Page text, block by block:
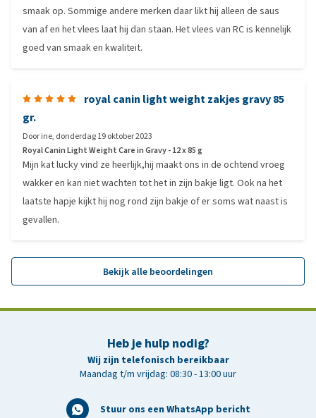
smaak op. Sommige andere merken daar likt hij alleen de saus
van af en het vlees laat hij dan staan. Het vlees van RC is kennelijk
goed van smaak en kwaliteit.
royal canin light weight zakjes gravy 85
gr.
Doorine, donderdag 19 oktober 2023
Royal Canin Light Weight Care in Gravy - 12 x 85 g
Mijn kat lucky vind ze heerlijk,hij maakt ons in de ochtend vroeg
wakker en kan niet wachten tot het in zijn bakje ligt. Ook na het
laatste hapje kijkt hij nog rond zijn bakje of er soms wat naast is
gevallen.
Bekijk alle beoordelingen
Heb je hulp nodig?
Wij zijn telefonisch bereikbaar
Maandag t/m vrijdag: 08:30 - 13:00 uur
Stuur ons een WhatsApp bericht